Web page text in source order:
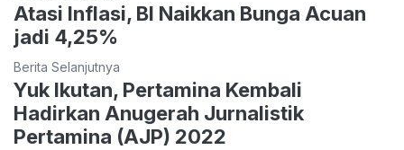
Atasi Inflasi, BI Naikkan Bunga Acuan
jadi 4,25%
Berita Selanjutnya
Yuk Ikutan, Pertamina Kembali
Hadirkan Anugerah Jurnalistik
Pertamina (AJP) 2022